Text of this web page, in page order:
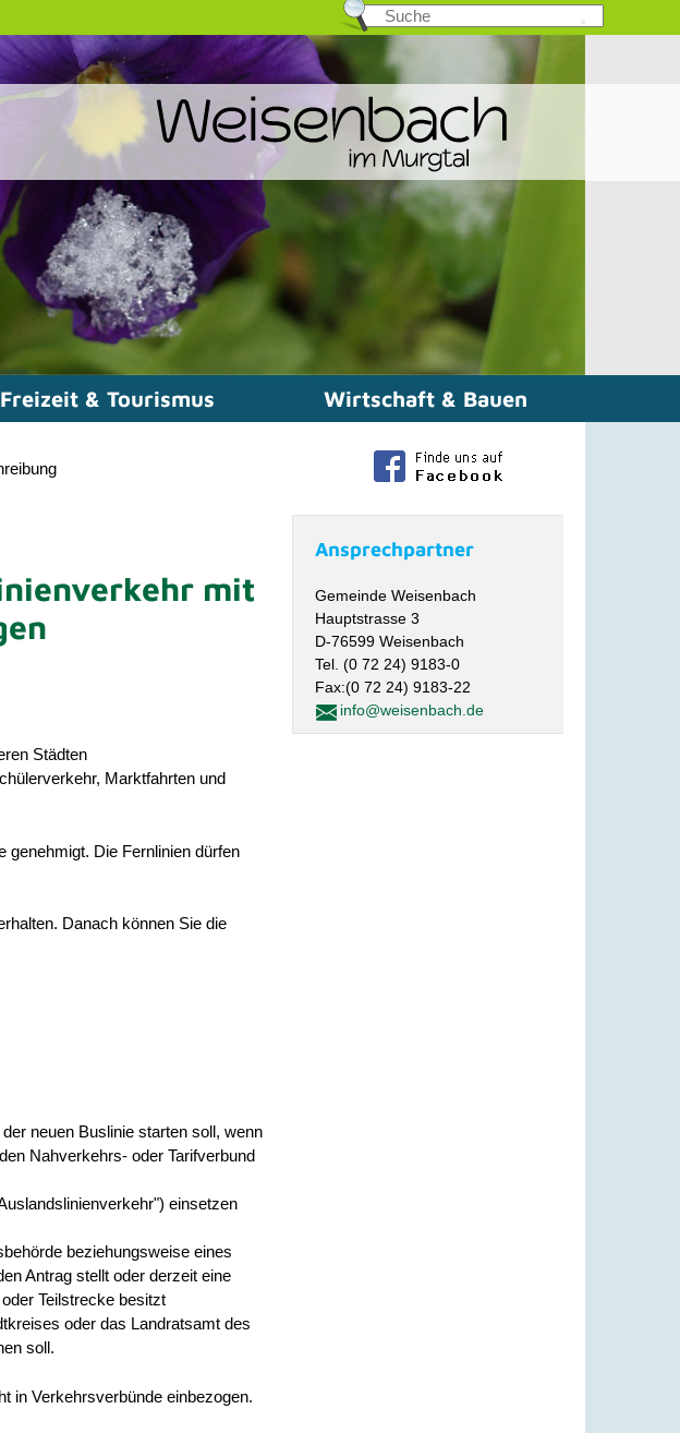
Freizeit & Tourismus Wirtschaft & Bauen
mit
Städten
Marktfahrten und
genehmigt. Die Fernlinien dürfen
Danach können Sie die
neuen Buslinie starten soll, wenn
Nahverkehrs- oder Tarifverbund
einsetzen
beziehungsweise eines
Antrag stellt oder derzeit eine
Teilstrecke besitzt
oder das Landratsamt des
soll.
in Verkehrsverbünde einbezogen.
Ansprechpartner
Gemeinde Weisenbach
Hauptstrasse 3
D-76599 Weisenbach
Tel. (0 72 24) 9183-0
Fax:(0 72 24) 9183-22
info@weisenbach.de